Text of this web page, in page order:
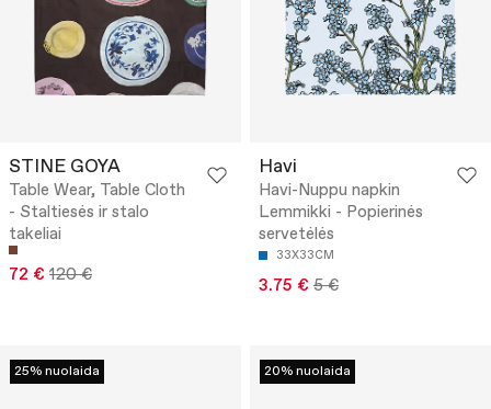
STINE GOYA
Table Wear, Table Cloth
- Staltiesės ir stalo
takeliai
72 € 120 €
Havi
Havi-Nuppu napkin
Lemmikki - Popierinės
servetėlės
33X33CM
3.75 € 5 €
25% nuolaida 20% nuolaida